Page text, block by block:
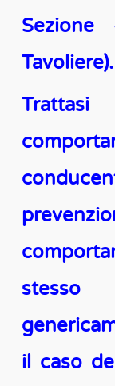
Tavoliere).
il caso